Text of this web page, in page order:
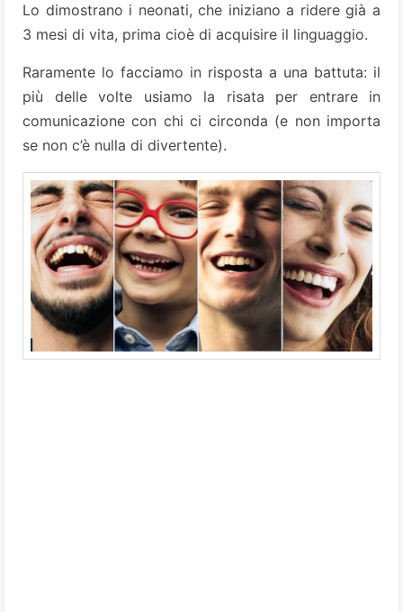
Lo dimostrano i neonati, che iniziano a ridere già a
3 mesi di vita, prima cioè di acquisire il linguaggio.
Raramente lo facciamo in risposta a una battuta: il
più delle volte usiamo la risata per entrare in
comunicazione con chi ci circonda (e non importa
se non c’è nulla di divertente).